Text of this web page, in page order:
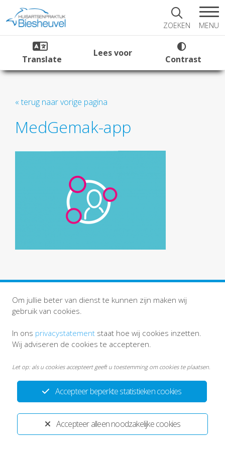
ZOEKEN MENU
Translate
Lees voor
Contrast
« terug naar vorige pagina
MedGemak-app
Privacystatement Disclaimer
Ontwikkeld door:Yardzorgsites.nl
Accepteer alleen noodzakelijke cookies
Accepteer beperkte statistieken cookies
Om jullie beter van dienst te kunnen zijn maken wij
gebruik van cookies.
In ons privacystatement staat hoe wij cookies inzetten.
Wij adviseren de cookies te accepteren.
Let op: als u cookies accepteert geeft u toestemming om cookies te plaatsen.